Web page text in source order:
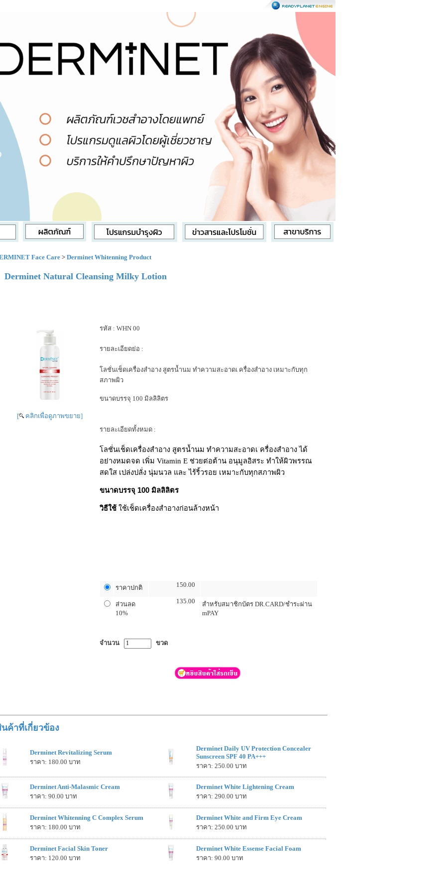
Face Care >Derminet Whitenning Product
Derminet Natural Cleansing Milky Lotion
[ คลิกเพื่อดูภาพขยาย]
รหัส : WHN 00
รายละเอียดย่อ :
โลชั่นเช็ดเครื่องสำอาง สูตรน้ำนม ทำความสะอาดเ ครื่องสำอาง เหมาะกับทุก
สภาพผิว
ขนาดบรรจุ 100 มิลลิลิตร
รายละเอียดทั้งหมด :
โลชั่นเช็ดเครื่องสำอาง สูตรน้ำนม ทำความสะอาดเ ครื่องสำอาง ได้
อย่างหมดจด เพิ่ม Vitamin E ช่วยต่อต้าน อนุมูลอิสระ ทำให้ผิวพรรณ
สดใส เปล่งปลั่ง นุ่มนวล และ ไร้ริ้วรอย เหมาะกับทุกสภาพผิว
ขนาดบรรจุ 100 มิลลิลิตร
วิธีใช้ใช้เช็ดเครื่องสำอางก่อนล้างหน้า
ราคาปกติ 150.00
ส่วนลด
10%
135.00
สำหรับสมาชิกบัตร DR.CARD/ชำระผ่าน
mPAY
จำนวน ขวด
ค้าที่เกี่ยวข้อง
Derminet Revitalizing Serum
ราคา: 180.00 บาท
Derminet Daily UV Protection Concealer
Sunscreen SPF 40 PA+++
ราคา: 250.00 บาท
Derminet Anti-Malasmic Cream
ราคา: 90.00 บาท
Derminet White Lightening Cream
ราคา: 290.00 บาท
Derminet Whitenning C Complex Serum
ราคา: 180.00 บาท
Derminet White and Firm Eye Cream
ราคา: 250.00 บาท
Derminet Facial Skin Toner
ราคา: 120.00 บาท
Derminet White Essense Facial Foam
ราคา: 90.00 บาท